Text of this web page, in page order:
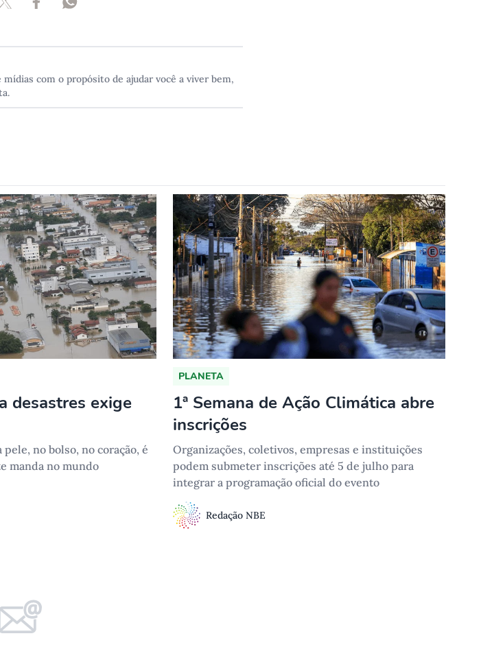
com o propósito de ajudar você a viver bem,
desastres exige
no bolso, no coração, é
manda no mundo
PLANETA
1ª Semana de Ação Climática abre
inscrições
Organizações, coletivos, empresas e instituições
podem submeter inscrições até 5 de julho para
integrar a programação oficial do evento
Redação NBE